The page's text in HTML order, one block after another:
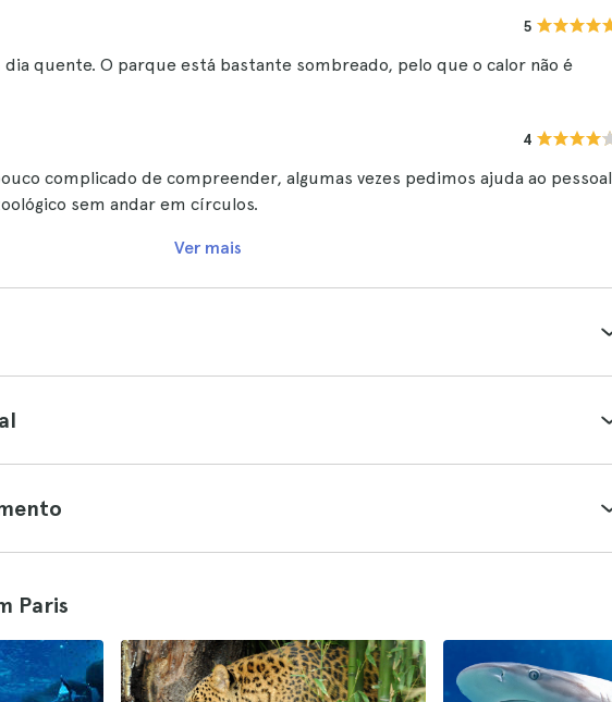
5
dia quente. O parque está bastante sombreado, pelo que o calor não é
4
complicado de compreender, algumas vezes pedimos ajuda ao pessoal
sem andar em círculos.
Ver mais
Paris